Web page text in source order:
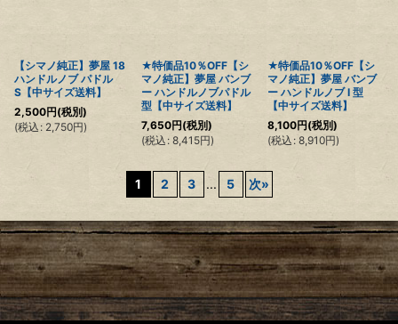
【シマノ純正】夢屋 18
ハンドルノブ パドル
S【中サイズ送料】
2,500円(税別)
(税込 : 2,750円)
★特価品10％OFF【シ
マノ純正】夢屋 バンブ
ー ハンドルノブパドル
型【中サイズ送料】
7,650円(税別)
(税込 : 8,415円)
★特価品10％OFF【シ
マノ純正】夢屋 バンブ
ー ハンドルノブ I 型
【中サイズ送料】
8,100円(税別)
(税込 : 8,910円)
1 2 3 ... 5 次»